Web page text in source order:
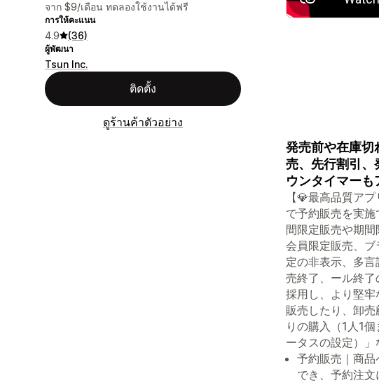
จาก $9/เดือน ทดลองใช้งานได้ฟรี
การให้คะแนน
4.9 (36)
ผู้พัฒนา
Tsun Inc.
ติดตั้ง
ดูร้านค้าตัวอย่าง
発売前や在庫切
売、先行割引、
ウンタイマーも
【💎最高品質ア
で予約販売を実
間限定販売や期
会員限定販売、
定の非表示、多
売終了、ール終
採用し、より堅
販売したり、卸
りの購入（1人1
ータスの設定）」
予約販売｜商
でき、予約注